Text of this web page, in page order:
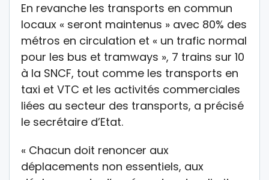
En revanche les transports en commun
locaux « seront maintenus » avec 80% des
métros en circulation et « un trafic normal
pour les bus et tramways », 7 trains sur 10
à la SNCF, tout comme les transports en
taxi et VTC et les activités commerciales
liées au secteur des transports, a précisé
le secrétaire d’Etat.
« Chacun doit renoncer aux
déplacements non essentiels, aux